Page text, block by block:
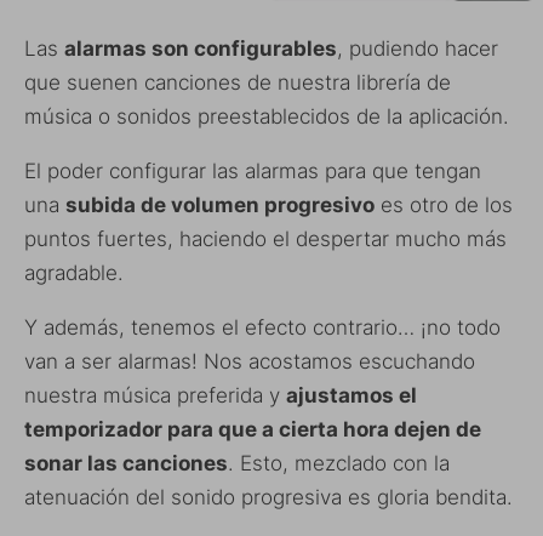
Las alarmas son configurables, pudiendo hacer
que suenen canciones de nuestra librería de
música o sonidos preestablecidos de la aplicación.
El poder configurar las alarmas para que tengan
una subida de volumen progresivo es otro de los
puntos fuertes, haciendo el despertar mucho más
agradable.
Y además, tenemos el efecto contrario… ¡no todo
van a ser alarmas! Nos acostamos escuchando
nuestra música preferida y ajustamos el
temporizador para que a cierta hora dejen de
sonar las canciones. Esto, mezclado con la
atenuación del sonido progresiva es gloria bendita.